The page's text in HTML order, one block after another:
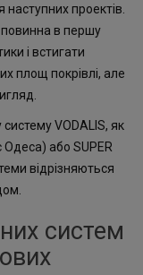
проектів.
повинна в першу
і встигати
площ покрівлі, але
VODALIS, як
або SUPER
відрізняються
систем